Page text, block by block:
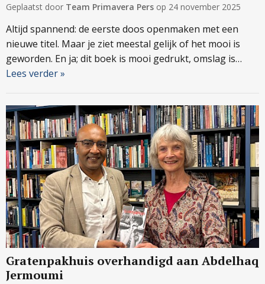
Geplaatst door Team Primavera Pers op 24 november 2025
Altijd spannend: de eerste doos openmaken met een
nieuwe titel. Maar je ziet meestal gelijk of het mooi is
geworden. En ja; dit boek is mooi gedrukt, omslag is…
Lees verder »
Gratenpakhuis overhandigd aan Abdelhaq
Jermoumi